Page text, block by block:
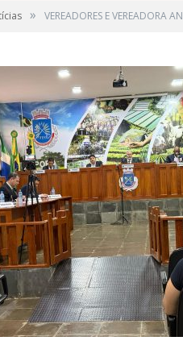
» VEREADORES E VEREADORA